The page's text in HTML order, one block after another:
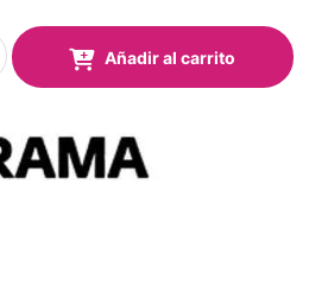
Event 322 Elephant Grey Mate
Añadir al carrito